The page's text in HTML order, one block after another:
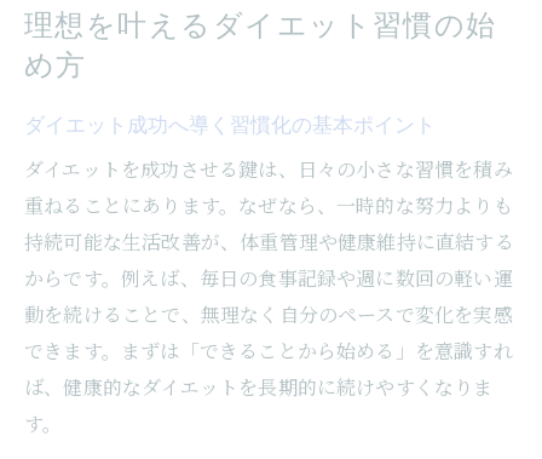
日常にダイエットを取り入れる実践法
勝どき女性が知っておきたい豆知識集
現
知って得するダイエットの新常識集
日常生活に役立つダイエット豆知識まとめ
健康を守るダイエット情報の選び方
口コミで話題のダイエット豆知識とは
専門家が解説するダイエットの落とし穴
忙しい毎日でも続くダイエットの工夫
理想を叶えるダイエット習慣の始
め方
ダイエット成功へ導く習慣化の基本ポイント
ダイエットを成功させる鍵は、日々の小さな習慣を積み
重ねることにあります。なぜなら、一時的な努力よりも
持続可能な生活改善が、体重管理や健康維持に直結する
からです。例えば、毎日の食事記録や週に数回の軽い運
動を続けることで、無理なく自分のペースで変化を実感
できます。まずは「できることから始める」を意識すれ
ば、健康的なダイエットを長期的に続けやすくなりま
す。